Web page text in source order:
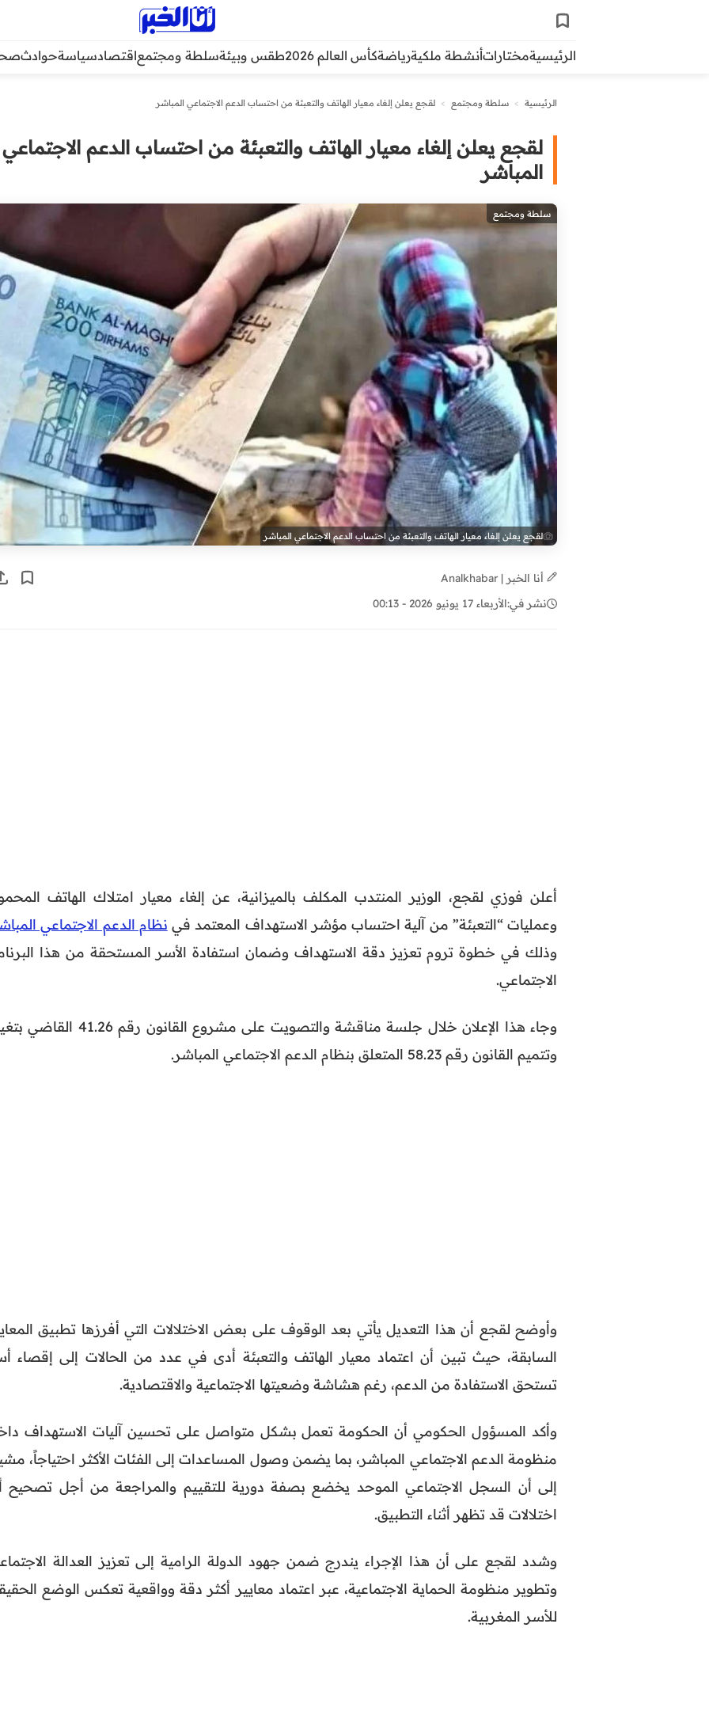
الرئيسيةمختاراتأنشطة ملكيةرياضةكأس العالم 2026 طقس وبيئةسلطة ومجتمعاقتصادسياسةحوادث
الرئيسية > سلطة ومجتمع > لقجع يعلن إلغاء معيار الهاتف والتعبئة من احتساب الدعم الاجتماعي المباشر
لقجع يعلن إلغاء معيار الهاتف والتعبئة من احتساب الدعم الاجتماعي
المباشر
سلطة ومجتمع
لقجع يعلن إلغاء معيار الهاتف والتعبئة من احتساب الدعم الاجتماعي المباشر
أنا الخبر | Analkhabar
نشر في:الأربعاء 17 يونيو 2026 - 00:13
أعلن فوزي لقجع، الوزير المنتدب المكلف بالميزانية، عن إلغاء معيار امتلاك الهاتف
وعمليات “التعبئة” من آلية احتساب مؤشر الاستهداف المعتمد في نظام الدعم الاجتماعي
وذلك في خطوة تروم تعزيز دقة الاستهداف وضمان استفادة الأسر المستحقة من هذا
الاجتماعي.
وجاء هذا الإعلان خلال جلسة مناقشة والتصويت على مشروع القانون رقم
وتتميم القانون رقم 58.23 المتعلق بنظام الدعم الاجتماعي المباشر.
وأوضح لقجع أن هذا التعديل يأتي بعد الوقوف على بعض الاختلالات التي أفرزها تطبيق
السابقة، حيث تبين أن اعتماد معيار الهاتف والتعبئة أدى في عدد من الحالات إلى إقصاء
تستحق الاستفادة من الدعم، رغم هشاشة وضعيتها الاجتماعية والاقتصادية.
وأكد المسؤول الحكومي أن الحكومة تعمل بشكل متواصل على تحسين آليات الاستهداف
منظومة الدعم الاجتماعي المباشر، بما يضمن وصول المساعدات إلى الفئات الأكثر احتياجاً،
إلى أن السجل الاجتماعي الموحد يخضع بصفة دورية للتقييم والمراجعة من أجل تصحيح
اختلالات قد تظهر أثناء التطبيق.
وشدد لقجع على أن هذا الإجراء يندرج ضمن جهود الدولة الرامية إلى تعزيز العدالة
وتطوير منظومة الحماية الاجتماعية، عبر اعتماد معايير أكثر دقة وواقعية تعكس الوضع
للأسر المغربية.